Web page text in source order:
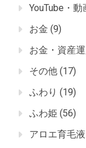
YouTube・動
お金 (9)
お金・資産運
その他 (17)
ふわり (19)
ふわ姫 (56)
アロエ育毛液